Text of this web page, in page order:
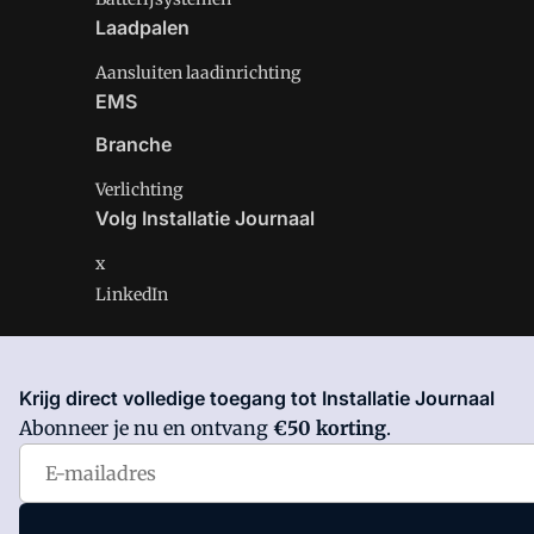
Laadpalen
Aansluiten laadinrichting
EMS
Branche
Verlichting
Volg Installatie Journaal
x
LinkedIn
Installatie Journaal is onderdeel van VMN media. Lees in
VoorwaardenenPrivacy en Cookie beleid
Krijg direct volledige toegang tot Installatie Journaal
Abonneer je nu en ontvang €50 korting.